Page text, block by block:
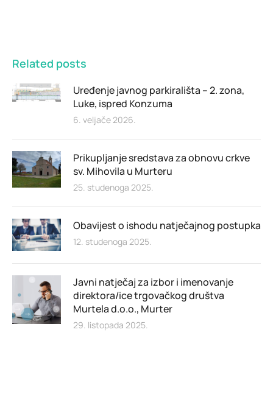
Related posts
Uređenje javnog parkirališta – 2. zona,
Luke, ispred Konzuma
6. veljače 2026.
Prikupljanje sredstava za obnovu crkve
sv. Mihovila u Murteru
25. studenoga 2025.
Obavijest o ishodu natječajnog postupka
12. studenoga 2025.
Javni natječaj za izbor i imenovanje
direktora/ice trgovačkog društva
Murtela d.o.o., Murter
29. listopada 2025.